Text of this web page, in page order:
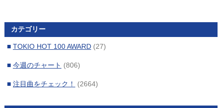
■2024年5月
2024年4月(17)
2024年3月(15)
2024年2月(16)
カテゴリー
■ TOKIO HOT 100 AWARD(27)
■ 今週のチャート (806)
■ 注目曲をチェック！ (2664)